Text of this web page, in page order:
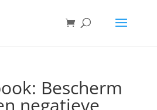
Bescherm
negatieve